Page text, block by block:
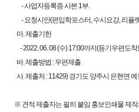
- 사업자등록증 사본 1부.
- 요청시안(편입학포스터, 수시요강, 리플
마. 제출기한
- 2022. 06. 08 (수) 17:00까지(등기우편도
바. 제출방법 : 우편제출
사. 제출처 : 11429) 경기도 양주시 은현면
※ 견적 제출자는 필히 붙임 홍보인쇄물 제